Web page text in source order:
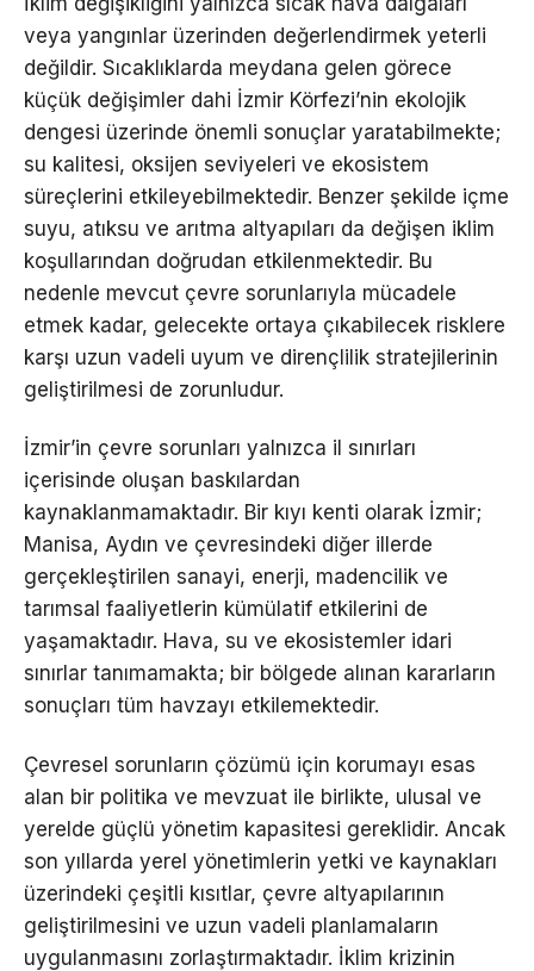
veya yangınlar üzerinden değerlendirmek yeterli
değildir. Sıcaklıklarda meydana gelen görece
küçük değişimler dahi İzmir Körfezi’nin ekolojik
dengesi üzerinde önemli sonuçlar yaratabilmekte;
su kalitesi, oksijen seviyeleri ve ekosistem
süreçlerini etkileyebilmektedir. Benzer şekilde içme
suyu, atıksu ve arıtma altyapıları da değişen iklim
koşullarından doğrudan etkilenmektedir. Bu
nedenle mevcut çevre sorunlarıyla mücadele
etmek kadar, gelecekte ortaya çıkabilecek risklere
karşı uzun vadeli uyum ve dirençlilik stratejilerinin
geliştirilmesi de zorunludur.
İzmir’in çevre sorunları yalnızca il sınırları
içerisinde oluşan baskılardan
kaynaklanmamaktadır. Bir kıyı kenti olarak İzmir;
Manisa, Aydın ve çevresindeki diğer illerde
gerçekleştirilen sanayi, enerji, madencilik ve
tarımsal faaliyetlerin kümülatif etkilerini de
yaşamaktadır. Hava, su ve ekosistemler idari
sınırlar tanımamakta; bir bölgede alınan kararların
sonuçları tüm havzayı etkilemektedir.
Çevresel sorunların çözümü için korumayı esas
alan bir politika ve mevzuat ile birlikte, ulusal ve
yerelde güçlü yönetim kapasitesi gereklidir. Ancak
son yıllarda yerel yönetimlerin yetki ve kaynakları
üzerindeki çeşitli kısıtlar, çevre altyapılarının
geliştirilmesini ve uzun vadeli planlamaların
uygulanmasını zorlaştırmaktadır. İklim krizinin